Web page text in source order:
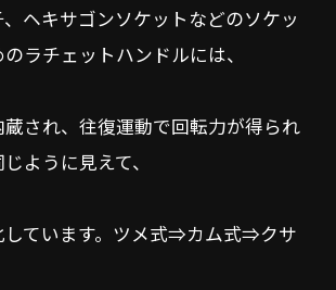
ヘキサゴンソケットなどのソケッ
ラチェットハンドルには、
され、往復運動で回転力が得られ
ように見えて、
しています。ツメ式⇒カム式⇒クサ